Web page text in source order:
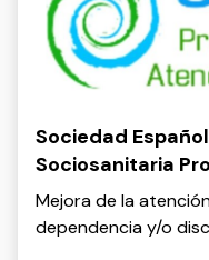
Sociedad
Sociosanitaria
Mejora de la
dependencia y/o